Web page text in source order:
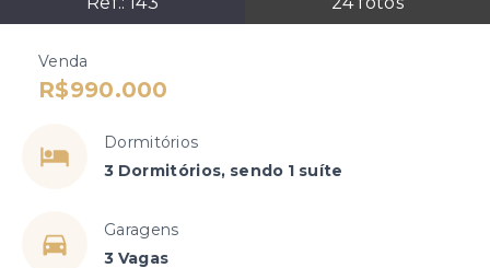
Venda
R$990.000
Dormitórios
3 Dormitórios, sendo 1 suíte
Garagens
3 Vagas